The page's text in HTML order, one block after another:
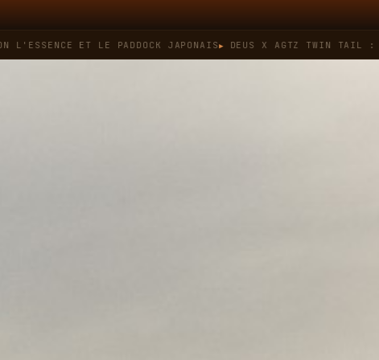
ET LE PADDOCK JAPONAIS DEUS X AGTZ TWIN TAIL : QUAND